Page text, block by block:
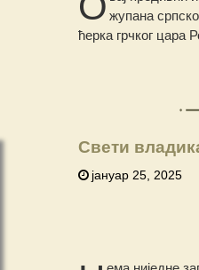
жупана
ћерка грчког цара
Свети
јануар 25, 2025